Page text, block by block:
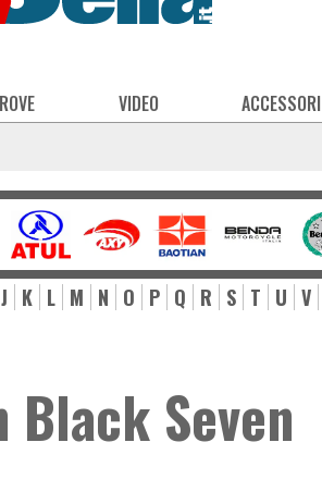
VIDEO ACCESSORI
J K L M N O P Q R S T U V
Black Seven